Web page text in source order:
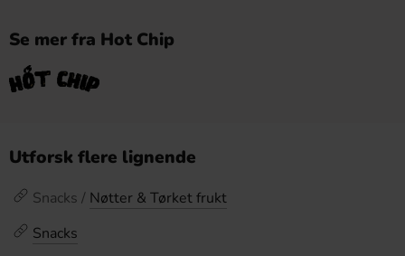
Se mer fra Hot Chip
Utforsk flere lignende
Snacks / Nøtter & Tørket frukt
Snacks